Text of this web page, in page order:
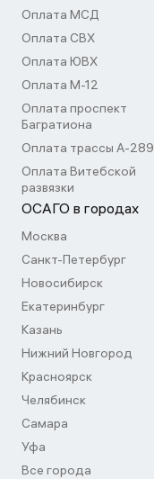
Оплата МСД
Оплата СВХ
Оплата ЮВХ
Оплата М-12
Оплата проспект
Багратиона
Оплата трассы А-289
Оплата Витебской
развязки
ОСАГО в городах
Москва
Санкт-Петербург
Новосибирск
Екатеринбург
Казань
Нижний Новгород
Красноярск
Челябинск
Самара
Уфа
Все города